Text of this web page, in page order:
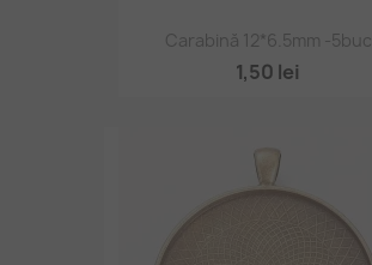
Carabină 12*6.5mm -5buc
1,50 lei